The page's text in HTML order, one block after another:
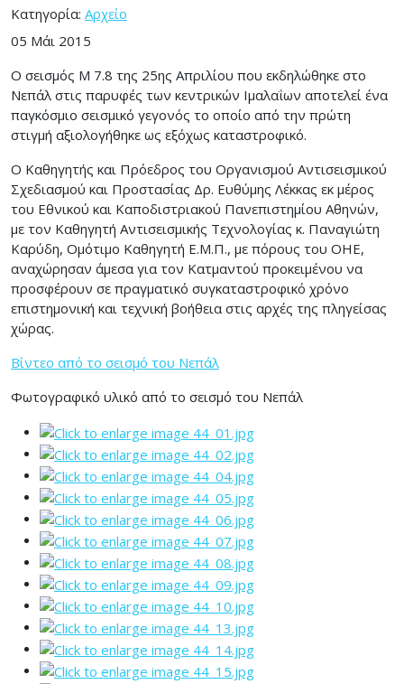
Κατηγορία: Αρχείο
05 Μάι 2015
Ο σεισμός Μ 7.8 της 25ης Απριλίου που εκδηλώθηκε στο
Νεπάλ στις παρυφές των κεντρικών Ιμαλαΐων αποτελεί ένα
παγκόσμιο σεισμικό γεγονός το οποίο από την πρώτη
στιγμή αξιολογήθηκε ως εξόχως καταστροφικό.
Ο Καθηγητής και Πρόεδρος του Οργανισμού Αντισεισμικού
Σχεδιασμού και Προστασίας Δρ. Ευθύμης Λέκκας εκ μέρος
του Εθνικού και Καποδιστριακού Πανεπιστημίου Αθηνών,
με τον Καθηγητή Αντισεισμικής Τεχνολογίας κ. Παναγιώτη
Καρύδη, Ομότιμο Καθηγητή Ε.Μ.Π., με πόρους του ΟΗΕ,
αναχώρησαν άμεσα για τον Κατμαντού προκειμένου να
προσφέρουν σε πραγματικό συγκαταστροφικό χρόνο
επιστημονική και τεχνική βοήθεια στις αρχές της πληγείσας
χώρας.
Βίντεο από το σεισμό του Νεπάλ
Φωτογραφικό υλικό από το σεισμό του Νεπάλ